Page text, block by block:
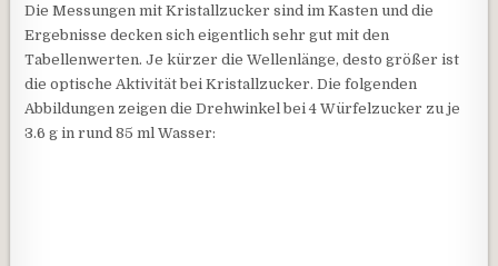
Die Messungen mit Kristallzucker sind im Kasten und die
Ergebnisse decken sich eigentlich sehr gut mit den
Tabellenwerten. Je kürzer die Wellenlänge, desto größer ist
die optische Aktivität bei Kristallzucker. Die folgenden
Abbildungen zeigen die Drehwinkel bei 4 Würfelzucker zu je
3.6 g in rund 85 ml Wasser: